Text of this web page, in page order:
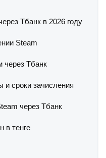
Тбанк в 2026 году
Steam
через Тбанк
сроки зачисления
через Тбанк
в тенге